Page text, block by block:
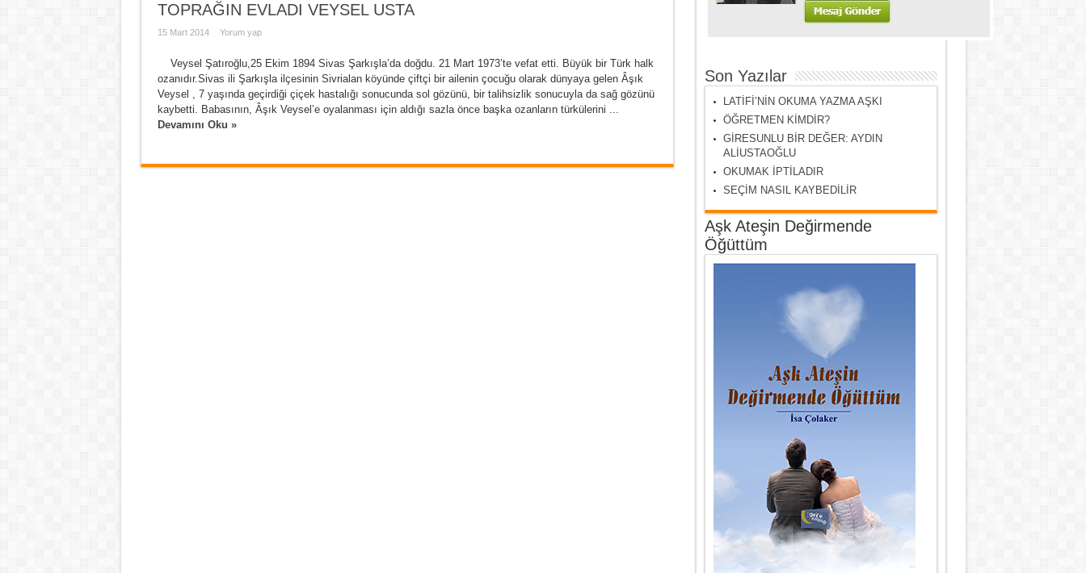
TOPRAĞIN EVLADI VEYSEL USTA
15 Mart 2014 Yorum yap
Veysel Şatıroğlu,25 Ekim 1894 Sivas Şarkışla’da doğdu. 21 Mart 1973’te vefat etti. Büyük bir Türk halk
ozanıdır.Sivas ili Şarkışla ilçesinin Sivrialan köyünde çiftçi bir ailenin çocuğu olarak dünyaya gelen Âşık
Veysel , 7 yaşında geçirdiği çiçek hastalığı sonucunda sol gözünü, bir talihsizlik sonucuyla da sağ gözünü
kaybetti. Babasının, Âşık Veysel’e oyalanması için aldığı sazla önce başka ozanların türkülerini ...
Devamını Oku »
Son Yazılar
LATİFİ’NİN OKUMA YAZMA AŞKI
ÖĞRETMEN KİMDİR?
GİRESUNLU BİR DEĞER: AYDIN
ALİUSTAOĞLU
OKUMAK İPTİLADIR
SEÇİM NASIL KAYBEDİLİR
Aşk Ateşin Değirmende
Öğüttüm